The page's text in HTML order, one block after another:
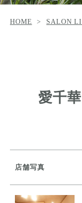
HOME SALON
愛千
店舗写真